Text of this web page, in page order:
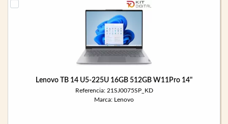
Lenovo TB 14 U5-225U 16GB 512GB W11Pro 14"
Referencia: 21SJ0075SP_KD
Marca: Lenovo